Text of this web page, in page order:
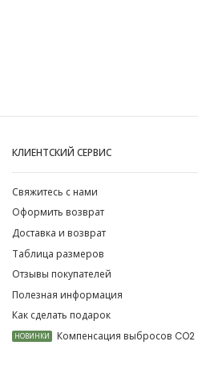
КЛИЕНТСКИЙ СЕРВИС
Свяжитесь с нами
Оформить возврат
Доставка и возврат
Таблица размеров
Отзывы покупателей
Полезная информация
Как сделать подарок
НОВИНКИ Компенсация выбросов CO2